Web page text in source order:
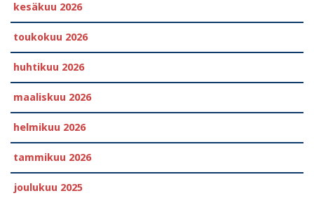
kesäkuu 2026
toukokuu 2026
huhtikuu 2026
maaliskuu 2026
helmikuu 2026
tammikuu 2026
joulukuu 2025